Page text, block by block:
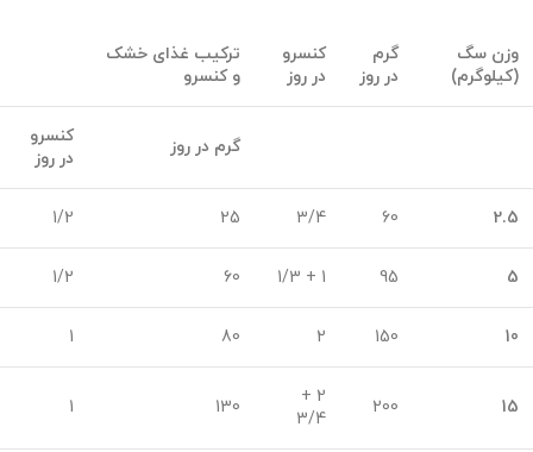
وزن سگ
(کیلوگرم)
گرم
در روز
کنسرو
در روز
ترکیب غذای خشک
و کنسرو
گرم در روز
کنسرو
در روز
2.5
60
3/4
25
1/2
5
95
1 + 1/3
60
1/2
10
150
2
80
1
15
200
2 +
3/4
130
1